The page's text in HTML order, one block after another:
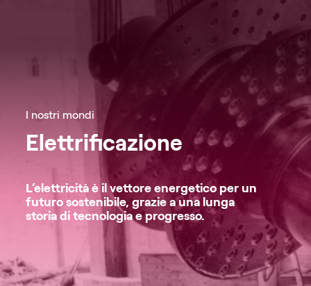
I nostri mondi
Elettrificazione
L’elettricità è il vettore energetico per un
futuro sostenibile, grazie a una lunga
storia di tecnologia e progresso.